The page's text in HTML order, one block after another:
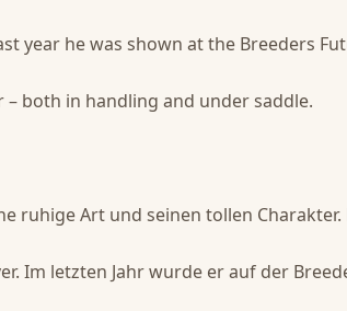
year he was shown at the Breeders
both in handling and under saddle.
Art und seinen tollen
Im letzten Jahr wurde er auf der